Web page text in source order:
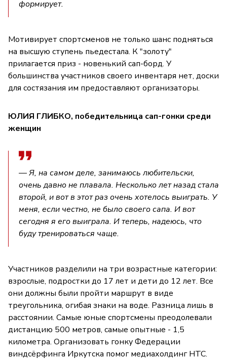
формирует.
Мотивирует спортсменов не только шанс подняться
на высшую ступень пьедестала. К "золоту"
прилагается приз - новенький сап-борд. У
большинства участников своего инвентаря нет, доски
для состязания им предоставляют организаторы.
ЮЛИЯ ГЛИБКО, победительница сап-гонки среди
женщин
— Я, на самом деле, занимаюсь любительски,
очень давно не плавала. Несколько лет назад стала
второй, и вот в этот раз очень хотелось выиграть. У
меня, если честно, не было своего сапа. И вот
сегодня я его выиграла. И теперь, надеюсь, что
буду тренироваться чаще.
Участников разделили на три возрастные категории:
взрослые, подростки до 17 лет и дети до 12 лет. Все
они должны были пройти маршрут в виде
треугольника, огибая знаки на воде. Разница лишь в
расстоянии. Самые юные спортсмены преодолевали
дистанцию 500 метров, самые опытные - 1,5
километра. Организовать гонку Федерации
виндсёрфинга Иркутска помог медиахолдинг НТС.